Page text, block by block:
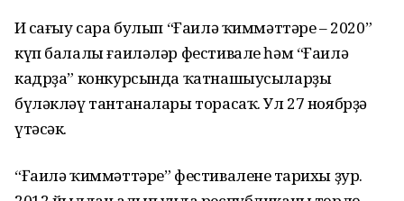
Иң сағыу сара булып “Ғаилә ҡиммәттәре – 2020”
күп балалы ғаиләләр фестивале һәм “Ғаилә
кадрҙа” конкурсында ҡатнашыусыларҙы
бүләкләү тантаналары торасаҡ. Ул 27 ноябрҙә
үтәсәк.
“Ғаилә ҡиммәттәре” фестиваленең тарихы ҙур.